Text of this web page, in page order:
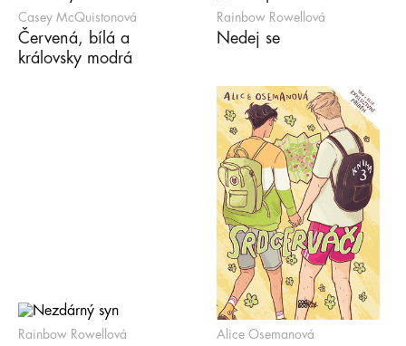
Casey McQuistonová
Červená, bílá a
královsky modrá
Rainbow Rowellová
Nedej se
Rainbow Rowellová Alice Osemanová